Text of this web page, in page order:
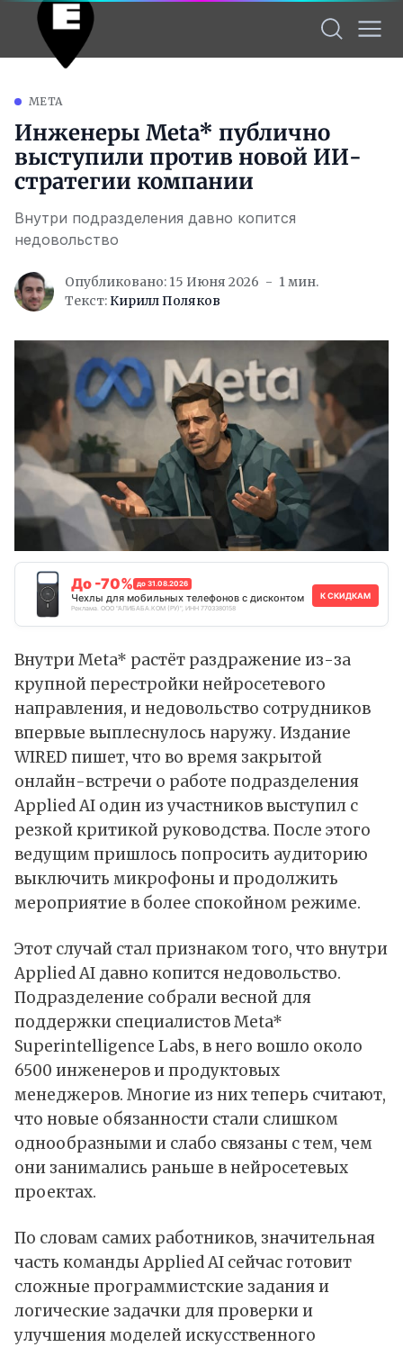
META
Инженеры Meta* публично
выступили против новой ИИ-
стратегии компании
Внутри подразделения давно копится
недовольство
Опубликовано: 15 Июня 2026
1 мин.
Текст: Кирилл Поляков
До -70% до 31.08.2026
Чехлы для мобильных телефонов с дисконтом
Реклама. ООО "АЛИБАБА.КОМ (РУ)", ИНН 7703380158
К СКИДКАМ
Внутри Meta* растёт раздражение из-за
крупной перестройки нейросетевого
направления, и недовольство сотрудников
впервые выплеснулось наружу. Издание
WIRED пишет, что во время закрытой
онлайн-встречи о работе подразделения
Applied AI один из участников выступил с
резкой критикой руководства. После этого
ведущим пришлось попросить аудиторию
выключить микрофоны и продолжить
мероприятие в более спокойном режиме.
Этот случай стал признаком того, что внутри
Applied AI давно копится недовольство.
Подразделение собрали весной для
поддержки специалистов Meta*
Superintelligence Labs, в него вошло около
6500 инженеров и продуктовых
менеджеров. Многие из них теперь считают,
что новые обязанности стали слишком
однообразными и слабо связаны с тем, чем
они занимались раньше в нейросетевых
проектах.
По словам самих работников, значительная
часть команды Applied AI сейчас готовит
сложные программистские задания и
логические задачки для проверки и
улучшения моделей искусственного